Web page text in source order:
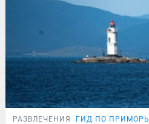
РАЗВЛЕЧЕНИЯ ГИД ПО